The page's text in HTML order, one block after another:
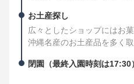
お土産探し
広々としたショップにはお
沖縄名産のお土産品を多く取
閉園（最終入園時刻は17:30）